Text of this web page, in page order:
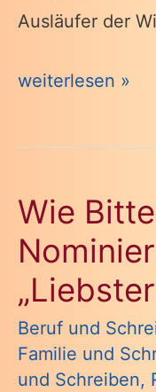
Ausläufer der
Ohne
Mood-
weiterlesen »
Wie
Beruf und
Familie und
und Schreiben,